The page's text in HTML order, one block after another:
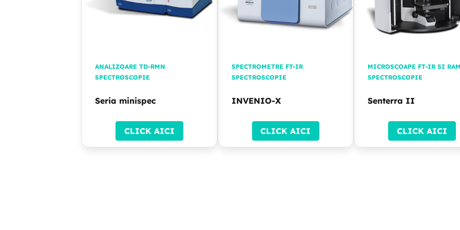
ANALIZOARE TD-RMN
SPECTROSCOPIE
Seria minispec
CLICK AICI
SPECTROMETRE FT-IR
SPECTROSCOPIE
INVENIO-X
CLICK AICI
MICROSCOAPE FT-IR SI
SPECTROSCOPIE
Senterra II
CLICK AICI